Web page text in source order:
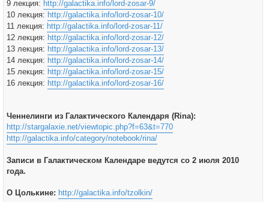
9 лекция: http://galactika.info/lord-zosar-9/
10 лекция: http://galactika.info/lord-zosar-10/
11 лекция: http://galactika.info/lord-zosar-11/
12 лекция: http://galactika.info/lord-zosar-12/
13 лекция: http://galactika.info/lord-zosar-13/
14 лекция: http://galactika.info/lord-zosar-14/
15 лекция: http://galactika.info/lord-zosar-15/
16 лекция: http://galactika.info/lord-zosar-16/
Ченнелинги из Галактического Календаря (Rina):
http://stargalaxie.net/viewtopic.php?f=63&t=770
http://galactika.info/category/notebook/rina/
Записи в Галактическом Календаре ведутся со 2 июля 2010
года.
О Цолькине: http://galactika.info/tzolkin/